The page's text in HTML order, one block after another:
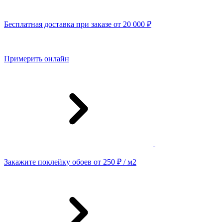
Бесплатная доставка при заказе от 20 000 ₽
Примерить онлайн
Закажите поклейку обоев от 250 ₽ / м2